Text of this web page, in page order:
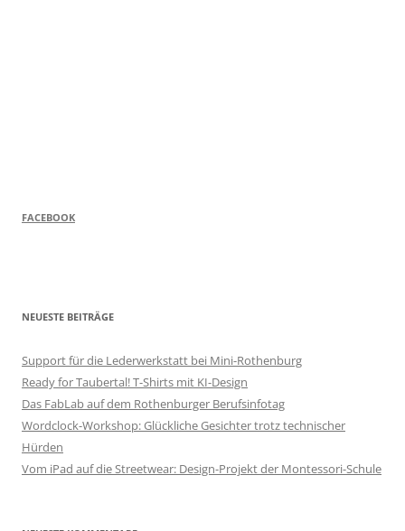
FACEBOOK
NEUESTE BEITRÄGE
Support für die Lederwerkstatt bei Mini-Rothenburg
Ready for Taubertal! T-Shirts mit KI-Design
Das FabLab auf dem Rothenburger Berufsinfotag
Wordclock-Workshop: Glückliche Gesichter trotz technischer
Hürden
Vom iPad auf die Streetwear: Design-Projekt der Montessori-Schule